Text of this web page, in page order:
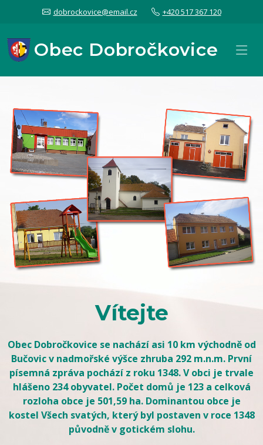
dobrockovice@email.cz +420 517 367 120
Obec Dobročkovice
Vítejte
Obec Dobročkovice se nachází asi 10 km východně od
Bučovic v nadmořské výšce zhruba 292 m.n.m. První
písemná zpráva pochází z roku 1348. V obci je trvale
hlášeno 234 obyvatel. Počet domů je 123 a celková
rozloha obce je 501,59 ha. Dominantou obce je
kostel Všech svatých, který byl postaven v roce 1348
původně v gotickém slohu.